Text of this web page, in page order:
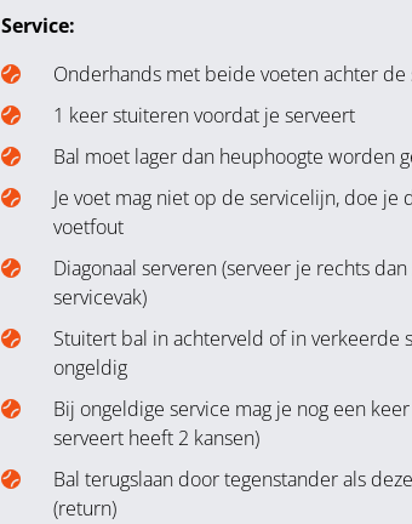
Service:
Onderhands met beide voeten achter de
1 keer stuiteren voordat je serveert
Bal moet lager dan heuphoogte worden
Je voet mag niet op de servicelijn, doe je
voetfout
Diagonaal serveren (serveer je rechts
servicevak)
Stuitert bal in achterveld of in verkeerde
ongeldig
Bij ongeldige service mag je nog een
serveert heeft 2 kansen)
Bal terugslaan door tegenstander als
(return)